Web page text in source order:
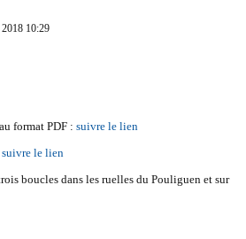
10:29
format PDF :suivre le lien
suivre le lien
boucles dans les ruelles du Pouliguen et sur